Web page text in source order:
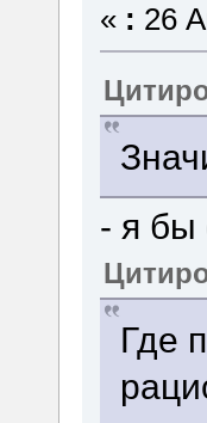
« : 26
- я бы
Где